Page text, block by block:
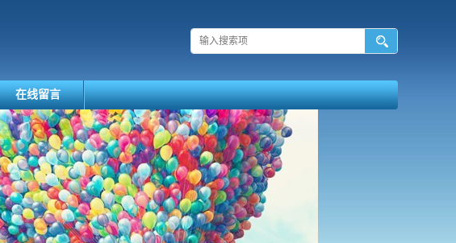
在线留言